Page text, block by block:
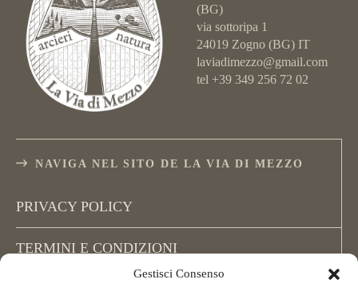
Gestisci Consenso
(BG)
via sottoripa 1
24019 Zogno (BG) IT
laviadimezzo@gmail.com
tel +39 349 256 72 02
NAVIGA NEL SITO DE LA VIA DI MEZZO
PRIVACY POLICY
TERMINI E CONDIZIONI